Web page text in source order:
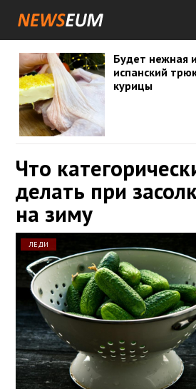
Будет нежная
испанский
курицы
Что
делать при
на зиму
ЛЕДИ